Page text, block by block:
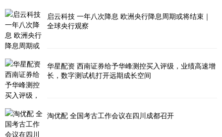
启云科技 一年八次降息 欧洲央行降息周期或将结束｜
全球央行观察
华星配资 西南证券给予华峰测控买入评级，业绩高速增
长，数字测试机打开远期成长空间
淘优配 全国考古工作会议在四川成都召开